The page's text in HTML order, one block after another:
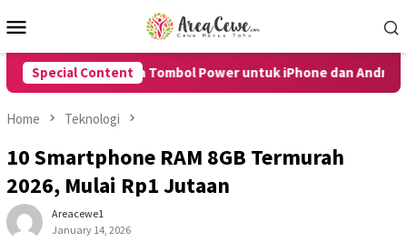
to
Menu
Special Content
Tombol Power untuk iPhone dan Android dengan Mudah
Home Teknologi
10 Smartphone RAM 8GB Termurah
2026, Mulai Rp1 Jutaan
Areacewe1
January 14, 2026